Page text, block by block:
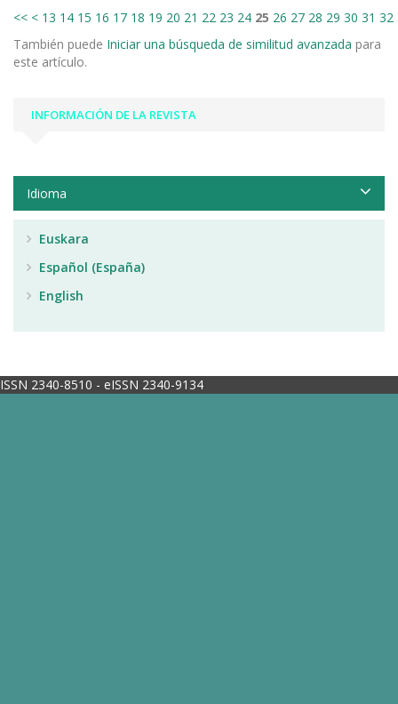
<< < 13 14 15 16 17 18 19 20 21 22 23 24 25 26 27 28 29 30 31 32
También puede Iniciar una búsqueda de similitud avanzada para
este artículo.
INFORMACIÓN DE LA REVISTA
Idioma
Euskara
Español (España)
English
ISSN 2340-8510 - eISSN 2340-9134